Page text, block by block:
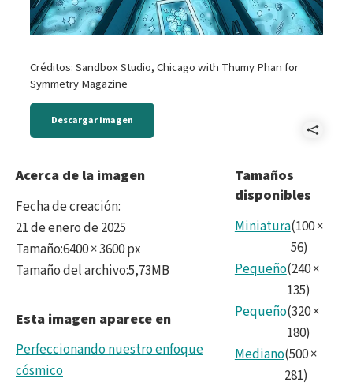
Créditos: Sandbox Studio, Chicago with Thumy Phan for
Symmetry Magazine
Descargar imagen
2-
Acerca de la imagen
Fecha de creación:
21 de enero de 2025
Tamaño:6400 × 3600 px
Tamaño del archivo:5,73MB
Esta imagen aparece en
Perfeccionando nuestro enfoque
cósmico
Tamaños
disponibles
Miniatura(100×
56)
Pequeño(240×
135)
Pequeño(320×
180)
Mediano(500×
281)